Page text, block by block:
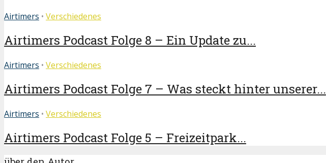
Airtimers • Verschiedenes
Airtimers Podcast Folge 8 – Ein Update zu...
Airtimers • Verschiedenes
Airtimers Podcast Folge 7 – Was steckt hinter unserer...
Airtimers • Verschiedenes
Airtimers Podcast Folge 5 – Freizeitpark...